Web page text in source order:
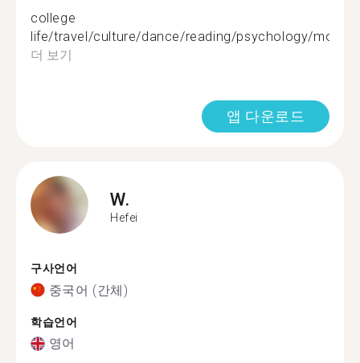
college
life/travel/culture/dance/reading/psychology/
더 보기
앱 다운로드
W.
Hefei
구사언어
중국어 (간체)
학습언어
영어